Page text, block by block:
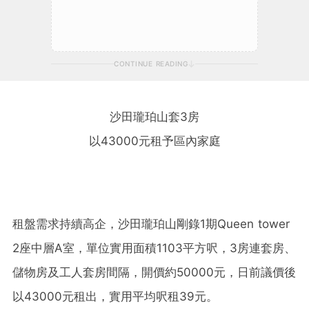
CONTINUE READING
沙田瓏珀山套3房
以43000元租予區內家庭
租盤需求持續高企，沙田瓏珀山剛錄1期Queen tower
2座中層A室，單位實用面積1103平方呎，3房連套房、
儲物房及工人套房間隔，開價約50000元，日前議價後
以43000元租出，實用平均呎租39元。